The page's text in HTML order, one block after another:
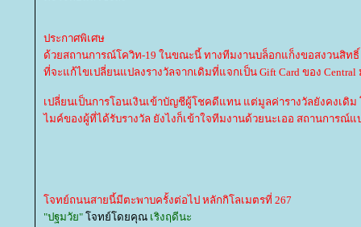
ประกาศพิเศษ
ด้วยสถานการณ์โควิท-19 ในขณะนี้ ทางทีมงานบล็อกแก็งขอสงวนสิทธิ์
ที่จะแก้ไขเปลี่ยนแปลงรางวัลจากเดิมที่แจกเป็น Gift Card ของ Central
เปลี่ยนเป็นการโอนเงินเข้าบัญชีผู้โชคดีแทน แต่มูลค่ารางวัลยังคงเดิ
ไมค์ของผู้ที่ได้รับรางวัล ยังไงก็เข้าใจทีมงานด้วยนะเออ สถานการณ์
จทย์ถนนสายนี้มีตะพาบครั้งต่อไป หลักกิโลเมตรที่ 267
"ปฐมวัย" จทย์โดยคุณ เริงฤดีนะ